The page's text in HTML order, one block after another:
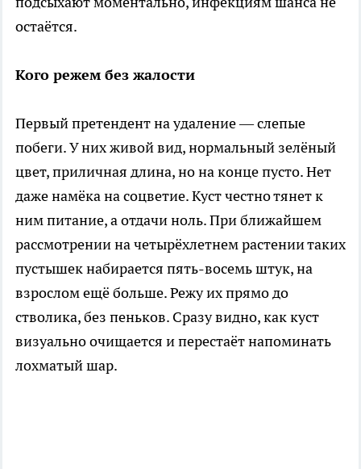
остаётся.
Кого режем без жалости
Первый претендент на удаление — слепые
побеги. У них живой вид, нормальный зелёный
цвет, приличная длина, но на конце пусто. Нет
даже намёка на соцветие. Куст честно тянет к
ним питание, а отдачи ноль. При ближайшем
рассмотрении на четырёхлетнем растении таких
пустышек набирается пять-восемь штук, на
взрослом ещё больше. Режу их прямо до
стволика, без пеньков. Сразу видно, как куст
визуально очищается и перестаёт напоминать
лохматый шар.